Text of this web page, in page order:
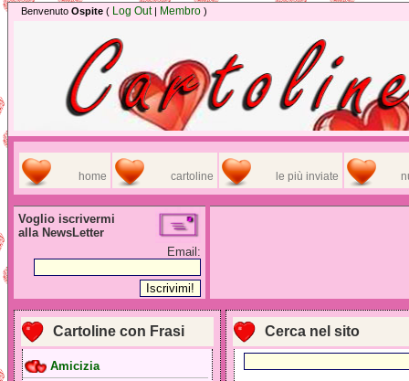
Benvenuto Ospite ( Log Out| Membro )
home cartoline le più inviate
Voglio iscrivermi
alla NewsLetter
Email:
Cartoline con Frasi
Amicizia
Cerca nel sito